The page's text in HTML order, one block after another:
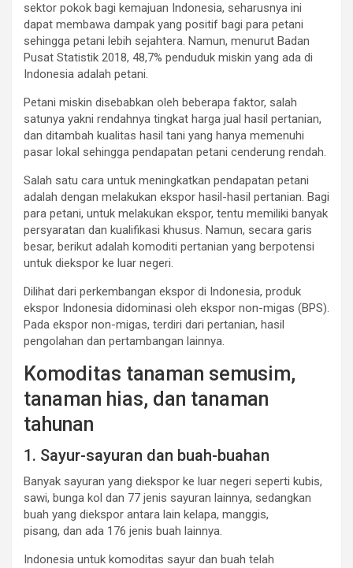
sektor pokok bagi kemajuan Indonesia, seharusnya ini
dapat membawa dampak yang positif bagi para petani
sehingga petani lebih sejahtera. Namun, menurut Badan
Pusat Statistik 2018, 48,7% penduduk miskin yang ada di
Indonesia adalah petani.
Petani miskin disebabkan oleh beberapa faktor, salah
satunya yakni rendahnya tingkat harga jual hasil pertanian,
dan ditambah kualitas hasil tani yang hanya memenuhi
pasar lokal sehingga pendapatan petani cenderung rendah.
Salah satu cara untuk meningkatkan pendapatan petani
adalah dengan melakukan ekspor hasil-hasil pertanian. Bagi
para petani, untuk melakukan ekspor, tentu memiliki banyak
persyaratan dan kualifikasi khusus. Namun, secara garis
besar, berikut adalah komoditi pertanian yang berpotensi
untuk diekspor ke luar negeri.
Dilihat dari perkembangan ekspor di Indonesia, produk
ekspor Indonesia didominasi oleh ekspor non-migas (BPS).
Pada ekspor non-migas, terdiri dari pertanian, hasil
pengolahan dan pertambangan lainnya.
Komoditas tanaman semusim,
tanaman hias, dan tanaman
tahunan
1. Sayur-sayuran dan buah-buahan
Banyak sayuran yang diekspor ke luar negeri seperti kubis,
sawi, bunga kol dan 77 jenis sayuran lainnya, sedangkan
buah yang diekspor antara lain kelapa, manggis,
pisang, dan ada 176 jenis buah lainnya.
Indonesia untuk komoditas sayur dan buah telah